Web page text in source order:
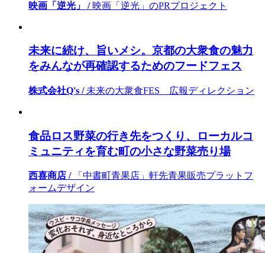
映画「逆光」 / 映画「逆光」のPRプロジェクト
未来に続け、旨いメシ。京都の大衆食の魅力
をみんなが再確認するためのフードフェス
株式会社Q's / 未来の大衆食FES 広報ディレクション
食品ロス野菜の行き先をつくり、ローカルコ
ミュニティを育む町の小さな野菜売り場
西喜商店 /
「中書町青果店」軒先青果販売プラットフ
ォームデザイン